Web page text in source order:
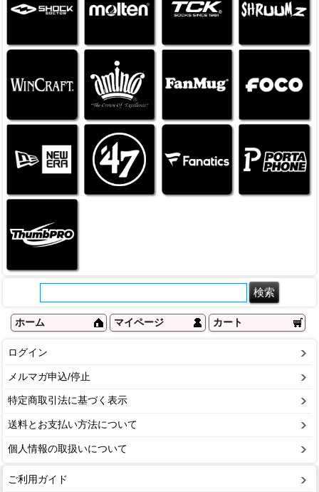
ホーム マイページ カート
ログイン
メルマガ申込/停止
特定商取引法に基づく表示
送料とお支払い方法について
個人情報の取扱いについて
ご利用ガイド